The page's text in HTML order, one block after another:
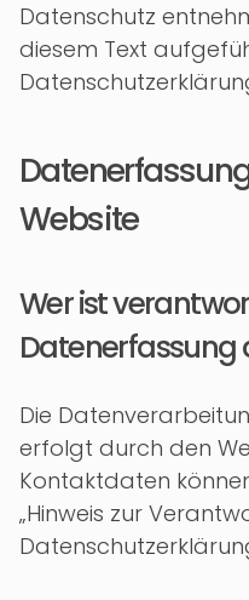
Datenschutz
diesem Text
Website
Wer ist
Datenerfassung
Die
erfolgt durch den
Kontaktdaten
„Hinweis zur